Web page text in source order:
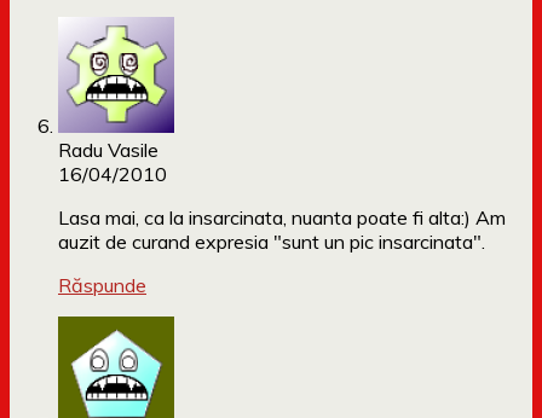
Radu Vasile
16/04/2010
Lasa mai, ca la insarcinata, nuanta poate fi alta:) Am
auzit de curand expresia "sunt un pic insarcinata".
Răspunde